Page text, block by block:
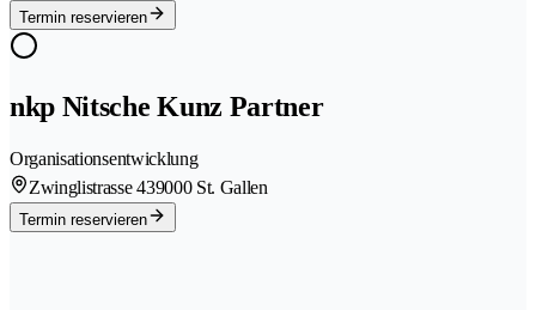
Termin reservieren
nkp Nitsche Kunz Partner
Organisationsentwicklung
Zwinglistrasse 439000 St. Gallen
Termin reservieren